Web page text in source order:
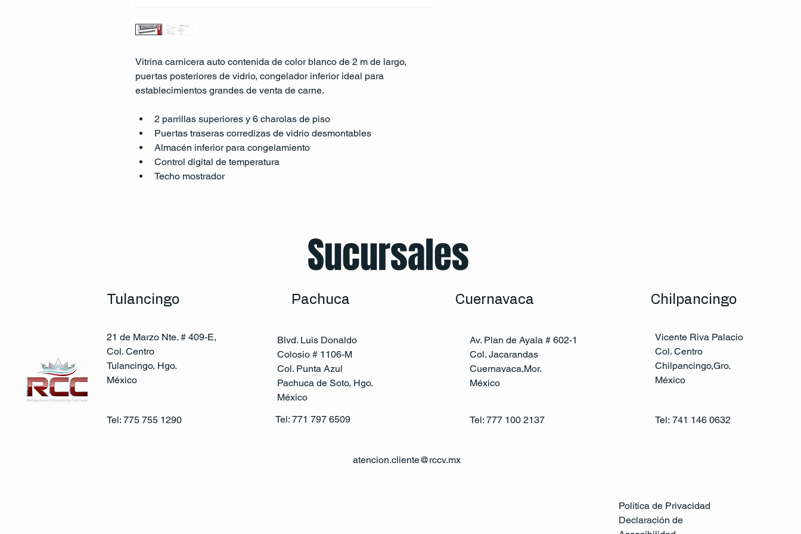
Vitrina carnicera auto contenida de color blanco de 2 m de largo,
puertas posteriores de vidrio, congelador inferior ideal para
establecimientos grandes de venta de carne.
2 parrillas superiores y 6 charolas de piso
Puertas traseras corredizas de vidrio desmontables
Almacén inferior para congelamiento
Control digital de temperatura
Techo mostrador
Sucursales
Tulancingo
21 de Marzo Nte. # 409-E,
Col. Centro
Tulancingo, Hgo.
México
Tel: 775 755 1290
Blvd. Luis Donaldo
Colosio # 1106-M
Col. Punta Azul
Pachuca de Soto, Hgo.
México
Tel: 771 797 6509
Av. Plan de Ayala # 602-1
Col. Jacarandas
Cuernavaca,Mor.
México
Tel: 777 100 2137
Chilpancingo
Vicente Riva Palacio
Col. Centro
Chilpancingo,Gro.
México
Tel: 741 146 0632
Pachuca Cuernavaca
Política de Privacidad
Declaración de
atencion.cliente@rccv.mx